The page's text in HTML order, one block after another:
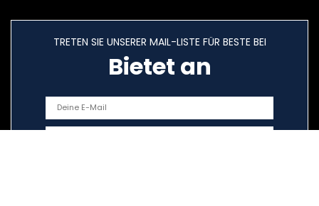
TRETEN SIE UNSERER MAIL-LISTE FÜR BESTE BEI
Bietet an